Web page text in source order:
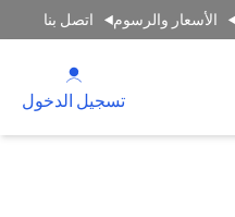
الأسعار والرسوم اتصل بنا
تسجيل الدخول